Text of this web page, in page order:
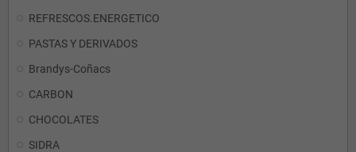
REFRESCOS.ENERGETICO
PASTAS Y DERIVADOS
Brandys-Coñacs
CARBON
CHOCOLATES
SIDRA